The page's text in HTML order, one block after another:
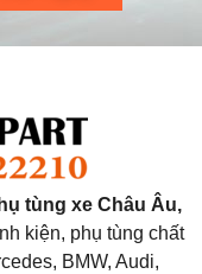
tùng xe Châu Âu,
kiện, phụ tùng chất
BMW, Audi,